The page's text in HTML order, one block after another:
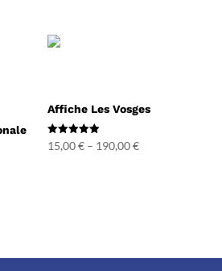
Affiche Les Vosges
Note
5.00
15,00€ – 190,00€